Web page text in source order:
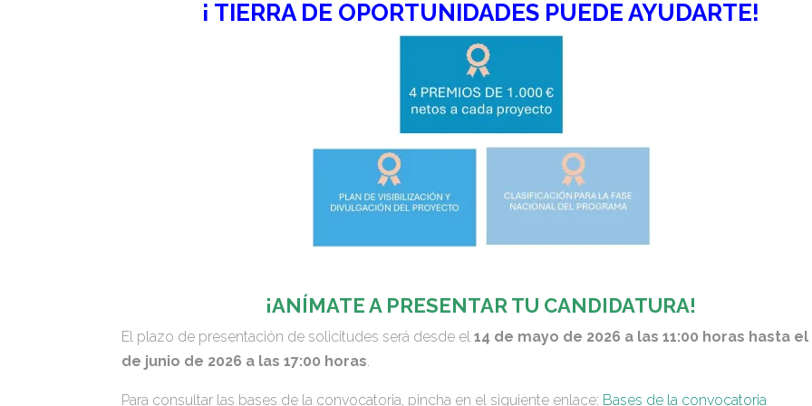
¡ TIERRA DE OPORTUNIDADES PUEDE AYUDARTE!
¡ANÍMATE A PRESENTAR TU CANDIDATURA!
El plazo de presentación de solicitudes será desde el14 de mayo de 2026 a las 11:00 horas hasta el
de junio de 2026 a las 17:00 horas.
Para consultar las bases de la convocatoria, pincha en el siguiente enlace: Bases de la convocatoria